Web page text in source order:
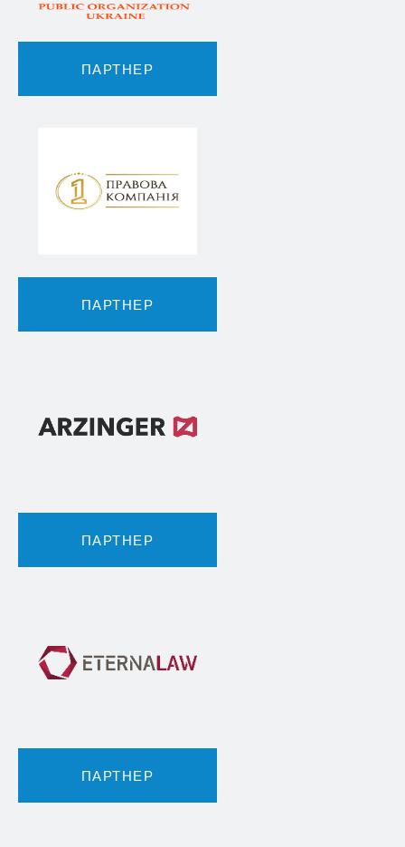
ПАРТНЕР
ПАРТНЕР
ПАРТНЕР
ПАРТНЕР